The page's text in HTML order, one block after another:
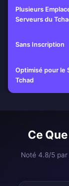
Plusieurs
Serveurs du
Sans Inscription
Optimisé pour le
Tchad
Ce
Noté 4.8/5 par